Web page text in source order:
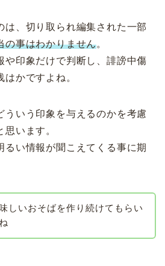
は、切り取られ編集された一部
の事はわかりません。
や印象だけで判断し、誹謗中傷
かですよね。
ういう印象を与えるのかを考慮
います。
るい情報が聞こえてくる事に期
しいおそばを作り続けてもらい